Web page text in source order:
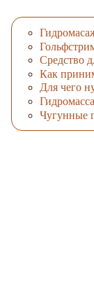
Средство
Как
Для чего
Чугунные